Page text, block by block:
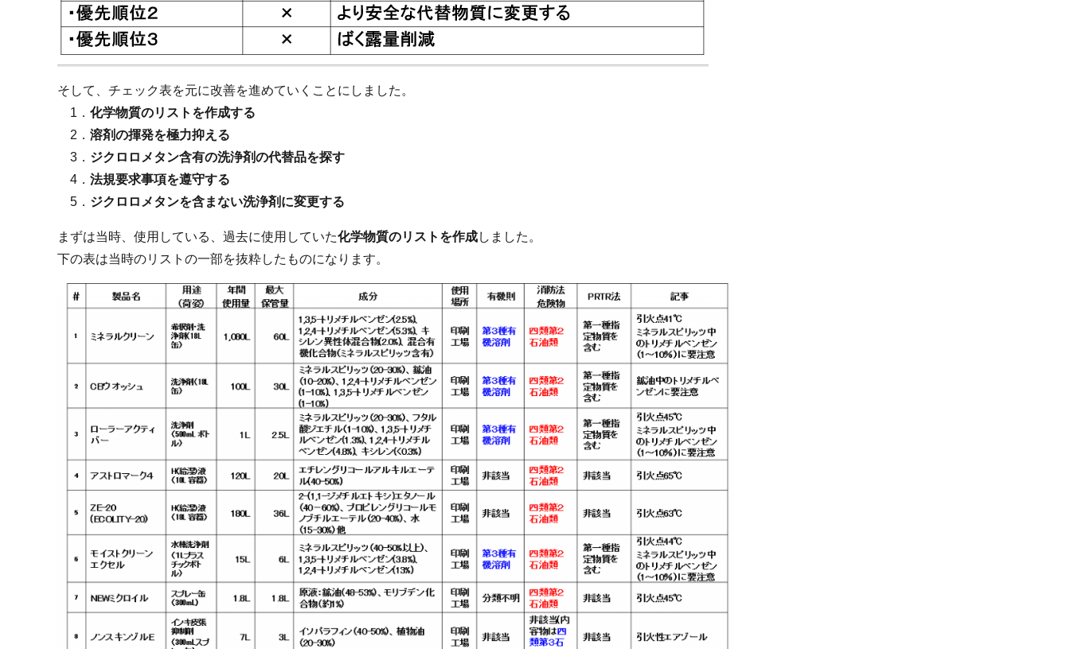
そして、チェック表を元に改善を進めていくことにしました。
1． 化学物質のリストを作成する
2． 溶剤の揮発を極力抑える
3． ジクロロメタン含有の洗浄剤の代替品を探す
4． 法規要求事項を遵守する
5． ジクロロメタンを含まない洗浄剤に変更する
まずは当時、使用している、過去に使用していた化学物質のリストを作成しました。
下の表は当時のリストの一部を抜粋したものになります。